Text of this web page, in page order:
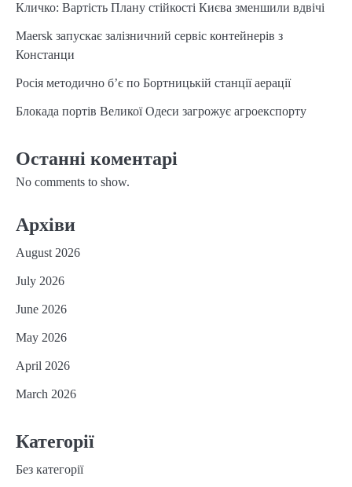
Кличко: Вартість Плану стійкості Києва зменшили вдвічі
Maersk запускає залізничний сервіс контейнерів з
Констанци
Росія методично б’є по Бортницькій станції аерації
Блокада портів Великої Одеси загрожує агроекспорту
Останні коментарі
No comments to show.
Архіви
August 2026
July 2026
June 2026
May 2026
April 2026
March 2026
Категорії
Без категорії